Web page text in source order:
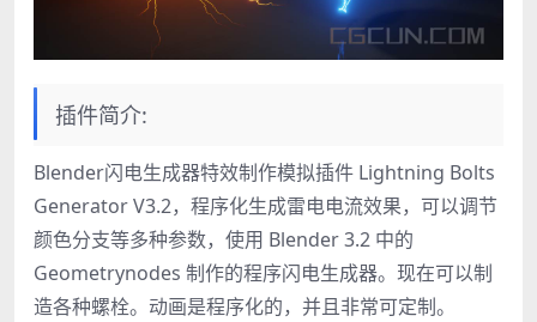
插件简介:
Blender闪电生成器特效制作模拟插件 Lightning Bolts
Generator V3.2，程序化生成雷电电流效果，可以调节
颜色分支等多种参数，使用 Blender 3.2 中的
Geometrynodes 制作的程序闪电生成器。现在可以制
造各种螺栓。动画是程序化的，并且非常可定制。